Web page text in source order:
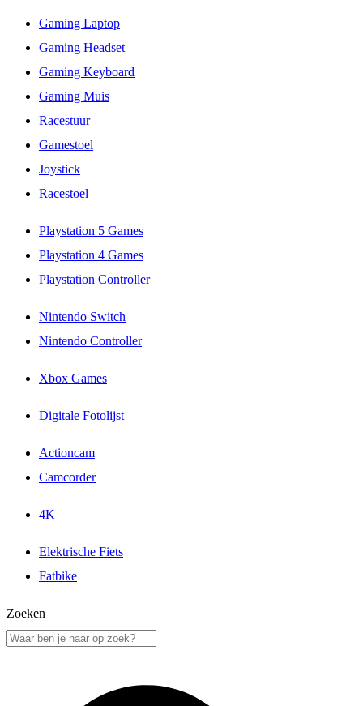
Gaming Laptop
Gaming Headset
Gaming Keyboard
Gaming Muis
Racestuur
Gamestoel
Joystick
Racestoel
Playstation 5 Games
Playstation 4 Games
Playstation Controller
Nintendo Switch
Nintendo Controller
Xbox Games
Digitale Fotolijst
Actioncam
Camcorder
4K
Elektrische Fiets
Fatbike
Zoeken